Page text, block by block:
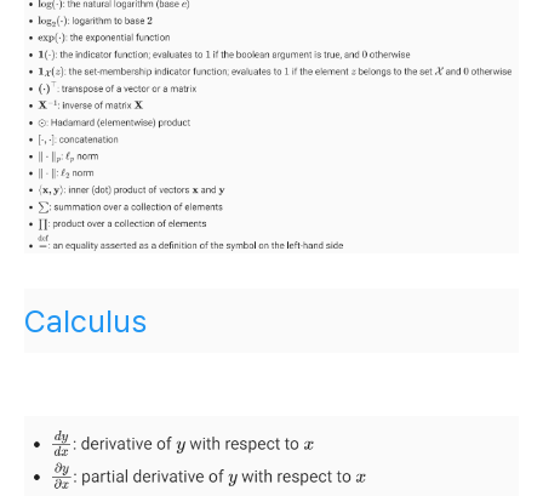
Calculus